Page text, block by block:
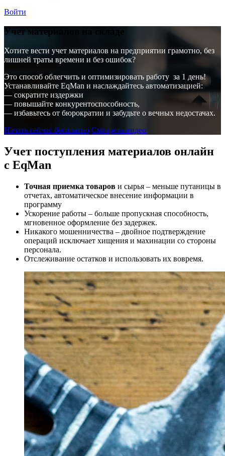
Войти
Учет материалов на складе
Хотите вести учет материалов на предприятии грамотно, без
лишней траты времени и без ошибок?
Это способ облегчить и оптимизировать работу за 1 день!
Устанавливайте EqMan и наслаждайтесь автоматизацией:
— сократите издержки
— повышайте конкурентоспособность,
— избавьтесь от бюрократии и забудьте о вечных недостачах.
Начать сейчас бесплатно Смотреть видео
Учет поступления материалов онлайн
с EqMan
Точная приемка товаров и сырья – меньше путаницы в
отчетах, автоматическое внесение информации в
программу
Ускорение работы – больше пропускная способность,
мгновенное оформление без задержек.
Никакого мошенничества – двойное подтверждение
операций исключает хищения и махинации со стороны
персонала.
Отслеживание остатков и использовать их вовремя.